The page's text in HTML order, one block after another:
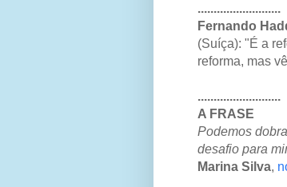
..........................
Fernando
(Suíça): "É a
reforma, mas
..........................
A FRASE
Podemos
desafio para
Marina Silva,